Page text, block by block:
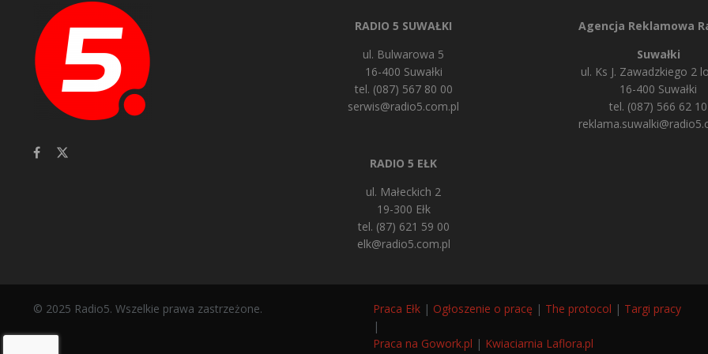
RADIO 5 SUWAŁKI
ul. Bulwarowa 5
16-400 Suwałki
tel. (087) 567 80 00
serwis@radio5.com.pl
RADIO 5 EŁK
ul. Małeckich 2
19-300 Ełk
tel. (87) 621 59 00
elk@radio5.com.pl
Agencja Reklamowa
Suwałki
ul. Ks J. Zawadzkiego 2
16-400 Suwałki
tel. (087) 566 62 10
© 2025 Radio5. Wszelkie prawa zastrzeżone. Praca Ełk | Ogłoszenie o pracę | The protocol | Targi pracy
|
Praca na Gowork.pl | Kwiaciarnia Laflora.pl